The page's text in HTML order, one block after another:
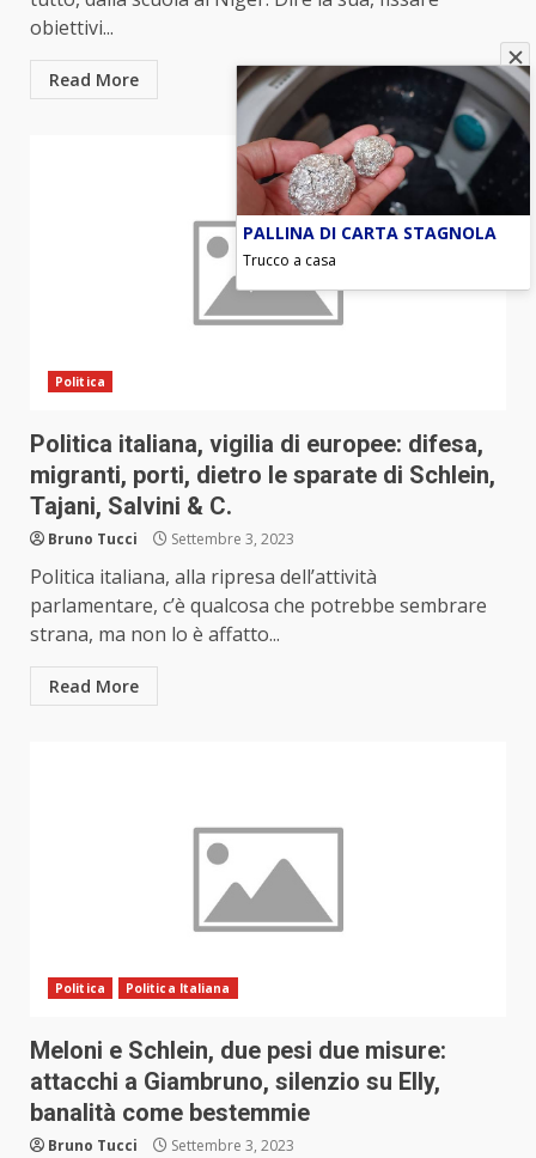
obiettivi...
Read More
Politica
Politica italiana, vigilia di europee: difesa,
migranti, porti, dietro le sparate di Schlein,
Tajani, Salvini & C.
Bruno Tucci Settembre 3, 2023
Politica italiana, alla ripresa dell’attività
parlamentare, c’è qualcosa che potrebbe sembrare
strana, ma non lo è affatto...
Read More
Politica Politica Italiana
Meloni e Schlein, due pesi due misure:
attacchi a Giambruno, silenzio su Elly,
banalità come bestemmie
Bruno Tucci Settembre 3, 2023
PALLINA DI CARTA STAGNOLA
Trucco a casa